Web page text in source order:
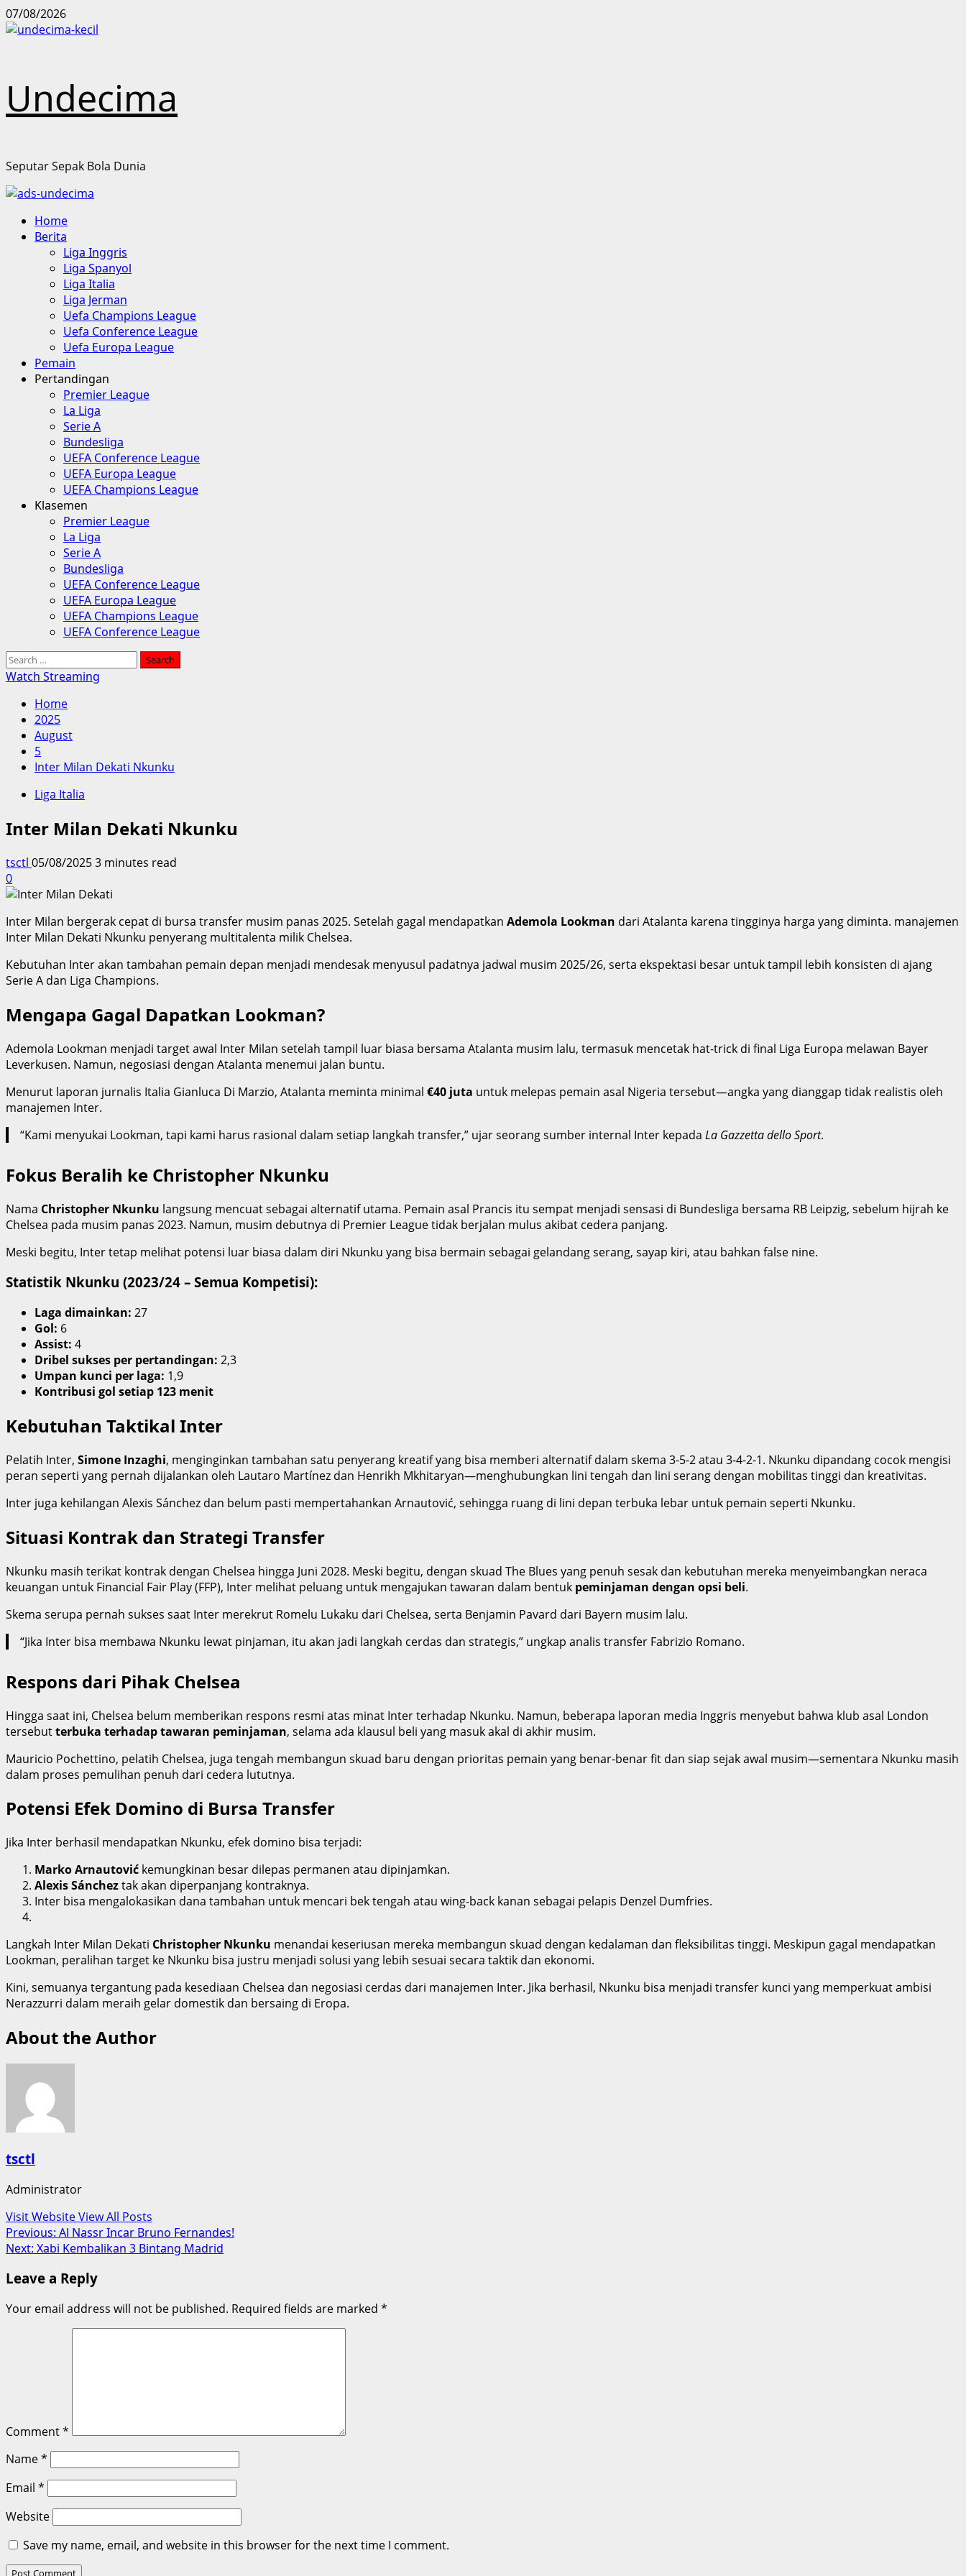
Skip
to
07/08/2026
Undecima
Seputar Sepak Bola Dunia
Primary
Menu
Home
Berita
Liga Inggris
Liga Spanyol
Liga Italia
Liga Jerman
Uefa Champions League
Uefa Conference League
Uefa Europa League
Pemain
Pertandingan
Premier League
La Liga
Serie A
Bundesliga
UEFA Conference League
UEFA Europa League
UEFA Champions League
Klasemen
Premier League
La Liga
Serie A
Bundesliga
UEFA Conference League
UEFA Europa League
UEFA Champions League
UEFA Conference League
Search
for:
Watch Streaming
Home
2025
August
5
Inter Milan Dekati Nkunku
Liga Italia
Inter Milan Dekati Nkunku
tsctl 05/08/20253 minutes read
0
Inter Milan bergerak cepat di bursa transfer musim panas 2025. Setelah gagal mendapatkan Ademola Lookman dari Atalanta karena tingginya harga yang diminta. manajemen
Inter Milan Dekati Nkunku penyerang multitalenta milik Chelsea.
Kebutuhan Inter akan tambahan pemain depan menjadi mendesak menyusul padatnya jadwal musim 2025/26, serta ekspektasi besar untuk tampil lebih konsisten di ajang
Serie A dan Liga Champions.
Mengapa Gagal Dapatkan Lookman?
Ademola Lookman menjadi target awal Inter Milan setelah tampil luar biasa bersama Atalanta musim lalu, termasuk mencetak hat-trick di final Liga Europa melawan Bayer
Leverkusen. Namun, negosiasi dengan Atalanta menemui jalan buntu.
Menurut laporan jurnalis Italia Gianluca Di Marzio, Atalanta meminta minimal €40 juta untuk melepas pemain asal Nigeria tersebut—angka yang dianggap tidak realistis oleh
manajemen Inter.
“Kami menyukai Lookman, tapi kami harus rasional dalam setiap langkah transfer,” ujar seorang sumber internal Inter kepada La Gazzetta dello Sport.
Fokus Beralih ke Christopher Nkunku
Nama Christopher Nkunku langsung mencuat sebagai alternatif utama. Pemain asal Prancis itu sempat menjadi sensasi di Bundesliga bersama RB Leipzig, sebelum hijrah ke
Chelsea pada musim panas 2023. Namun, musim debutnya di Premier League tidak berjalan mulus akibat cedera panjang.
Meski begitu, Inter tetap melihat potensi luar biasa dalam diri Nkunku yang bisa bermain sebagai gelandang serang, sayap kiri, atau bahkan false nine.
Statistik Nkunku (2023/24 – Semua Kompetisi):
Laga dimainkan: 27
Gol: 6
Assist: 4
Dribel sukses per pertandingan: 2,3
Umpan kunci per laga: 1,9
Kontribusi gol setiap 123 menit
Kebutuhan Taktikal Inter
Pelatih Inter, Simone Inzaghi, menginginkan tambahan satu penyerang kreatif yang bisa memberi alternatif dalam skema 3-5-2 atau 3-4-2-1. Nkunku dipandang cocok mengisi
peran seperti yang pernah dijalankan oleh Lautaro Martínez dan Henrikh Mkhitaryan—menghubungkan lini tengah dan lini serang dengan mobilitas tinggi dan kreativitas.
Inter juga kehilangan Alexis Sánchez dan belum pasti mempertahankan Arnautović, sehingga ruang di lini depan terbuka lebar untuk pemain seperti Nkunku.
Situasi Kontrak dan Strategi Transfer
Nkunku masih terikat kontrak dengan Chelsea hingga Juni 2028. Meski begitu, dengan skuad The Blues yang penuh sesak dan kebutuhan mereka menyeimbangkan neraca
keuangan untuk Financial Fair Play (FFP), Inter melihat peluang untuk mengajukan tawaran dalam bentuk peminjaman dengan opsi beli.
Skema serupa pernah sukses saat Inter merekrut Romelu Lukaku dari Chelsea, serta Benjamin Pavard dari Bayern musim lalu.
“Jika Inter bisa membawa Nkunku lewat pinjaman, itu akan jadi langkah cerdas dan strategis,” ungkap analis transfer Fabrizio Romano.
Respons dari Pihak Chelsea
Hingga saat ini, Chelsea belum memberikan respons resmi atas minat Inter terhadap Nkunku. Namun, beberapa laporan media Inggris menyebut bahwa klub asal London
tersebutterbuka terhadap tawaran peminjaman, selama ada klausul beli yang masuk akal di akhir musim.
Mauricio Pochettino, pelatih Chelsea, juga tengah membangun skuad baru dengan prioritas pemain yang benar-benar fit dan siap sejak awal musim—sementara Nkunku masih
dalam proses pemulihan penuh dari cedera lututnya.
Potensi Efek Domino di Bursa Transfer
Jika Inter berhasil mendapatkan Nkunku, efek domino bisa terjadi:
Marko Arnautović kemungkinan besar dilepas permanen atau dipinjamkan.
Alexis Sáncheztak akan diperpanjang kontraknya.
Inter bisa mengalokasikan dana tambahan untuk mencari bek tengah atau wing-back kanan sebagai pelapis Denzel Dumfries.
Langkah Inter Milan Dekati Christopher Nkunku menandai keseriusan mereka membangun skuad dengan kedalaman dan fleksibilitas tinggi. Meskipun gagal mendapatkan
Lookman, peralihan target ke Nkunku bisa justru menjadi solusi yang lebih sesuai secara taktik dan ekonomi.
Kini, semuanya tergantung pada kesediaan Chelsea dan negosiasi cerdas dari manajemen Inter. Jika berhasil, Nkunku bisa menjadi transfer kunci yang memperkuat ambisi
Nerazzurri dalam meraih gelar domestik dan bersaing di Eropa.
About the Author
tsctl
Administrator
Visit WebsiteView All Posts
Post
navigation
Previous: Al Nassr Incar Bruno Fernandes!
Next: Xabi Kembalikan 3 Bintang Madrid
Leave a Reply
Your email address will not be published. Required fields are marked *
Comment*
Name*
Email *
Website
Save my name, email, and website in this browser for the next time I comment.